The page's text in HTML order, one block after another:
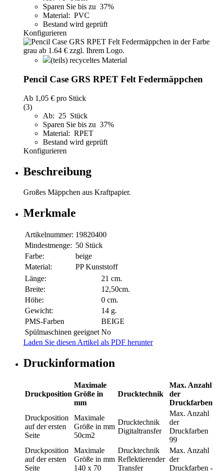
Sparen Sie bis zu 37%
Material: PVC
Bestand wird geprüft
Konfigurieren
(teils) recyceltes Material
Pencil Case GRS RPET Felt Federmäppchen
Ab 1,05 € pro Stück
(3)
Ab: 25 Stück
Sparen Sie bis zu 37%
Material: RPET
Bestand wird geprüft
Konfigurieren
Beschreibung
Großes Mäppchen aus Kraftpapier.
Merkmale
Artikelnummer: 19820400
Mindestmenge: 50 Stück
Farbe:
beige
Material:
PP Kunststoff
Länge:
21 cm.
Breite:
12,50cm.
Höhe:
0 cm.
Gewicht:
14 g.
PMS-Farben
BEIGE
Spülmaschinen geeignet No
Laden Sie diesen Artikel als PDF herunter
Druckinformation
Druckposition
Maximale
Größe in
mm
Drucktechnik
Max. Anzahl
der
Druckfarben
Druckposition
auf der ersten
Seite
Maximale
Größe in mm
50cm2
Drucktechnik
Digitaltransfer
Max. Anzahl
der
Druckfarben
99
Druckposition
auf der ersten
Seite
Maximale
Größe in mm
140 x 70
Drucktechnik
Reflektierender
Transfer
Max. Anzahl
der
Druckfarben -